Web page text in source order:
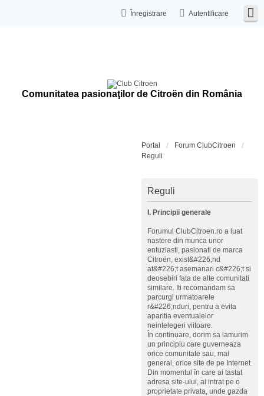
Autentificare
Înregistrare
Comunitatea pasionaţilor de Citroën din România
Portal
Forum ClubCitroen
Reguli
Reguli
I. Principii generale
Forumul ClubCitroen.ro a luat
nastere din munca unor
entuziasti, pasionati de marca
Citroën, exist&#226;nd
at&#226;t asemanari c&#226;t si
deosebiri fata de alte comunitati
similare. Iti recomandam sa
parcurgi urmatoarele
r&#226;nduri, pentru a evita
aparitia eventualelor
neintelegeri viitoare.
În continuare, dorim sa lamurim
un principiu care guverneaza
orice comunitate sau, mai
general, orice site de pe Internet.
Din momentul în care ai tastat
adresa site-ului, ai intrat pe o
proprietate privata, unde gazda